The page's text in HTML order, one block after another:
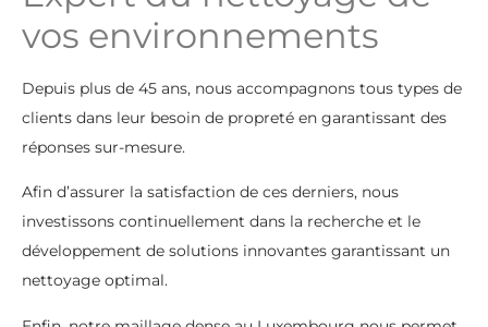
vos environnements
Depuis plus de 45 ans, nous accompagnons tous types de
clients dans leur besoin de propreté en garantissant des
réponses sur-mesure.
Afin d’assurer la satisfaction de ces derniers, nous
investissons continuellement dans la recherche et le
développement de solutions innovantes garantissant un
nettoyage optimal.